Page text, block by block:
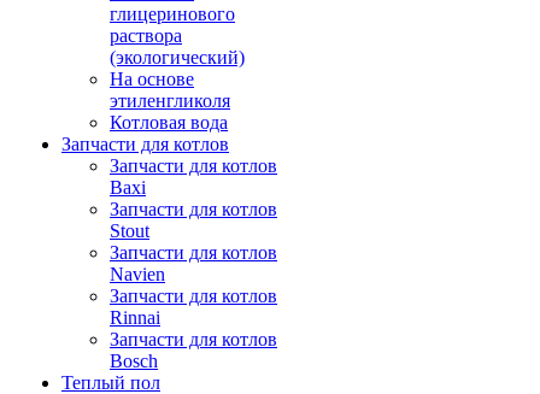
глицеринового
раствора
(экологический)
На основе
этиленгликоля
Котловая вода
Запчасти для котлов
Запчасти для котлов
Baxi
Запчасти для котлов
Stout
Запчасти для котлов
Navien
Запчасти для котлов
Rinnai
Запчасти для котлов
Bosch
Теплый пол